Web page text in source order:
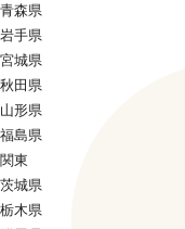
青森県
岩手県
宮城県
秋田県
山形県
福島県
関東
茨城県
栃木県